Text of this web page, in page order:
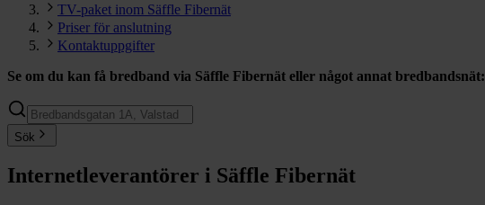
TV-paket inom Säffle Fibernät
Priser för anslutning
Kontaktuppgifter
Se om du kan få bredband via Säffle Fibernät eller något annat bredbandsnät:
Sök
Internetleverantörer i Säffle Fibernät